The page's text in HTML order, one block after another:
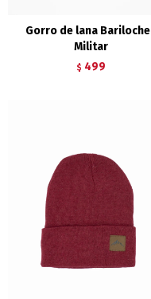
Gorro de lana
Militar
$ 499